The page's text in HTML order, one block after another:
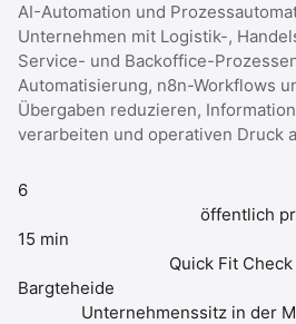
AI-Automation und
Unternehmen mit Logistik-,
Service- und Backoffice-
Automatisierung, n8n-Workflows
Übergaben reduzieren,
verarbeiten und operativen Druck
6
öffentlich
15 min
Quick Fit
Bargteheide
Unternehmenssitz in der